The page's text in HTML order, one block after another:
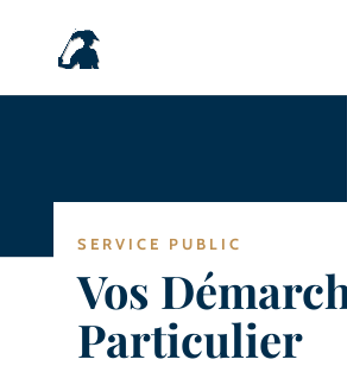
SERVICE PUBLIC
Vos
Particulier